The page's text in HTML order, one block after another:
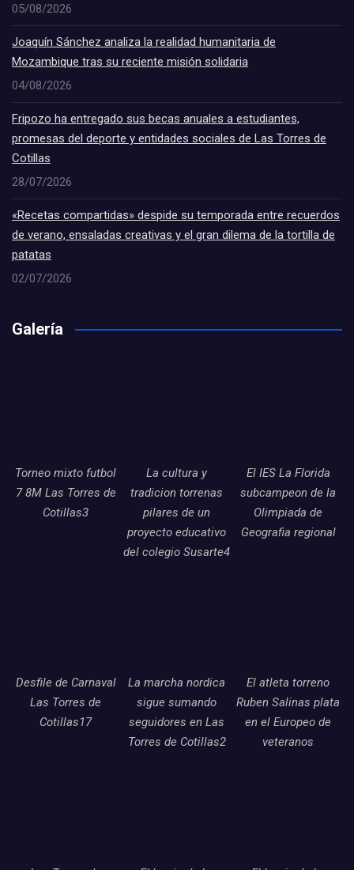
05/08/2026
Joaquín Sánchez analiza la realidad humanitaria de
Mozambique tras su reciente misión solidaria
04/08/2026
Fripozo ha entregado sus becas anuales a estudiantes,
promesas del deporte y entidades sociales de Las Torres de
Cotillas
28/07/2026
«Recetas compartidas» despide su temporada entre recuerdos
de verano, ensaladas creativas y el gran dilema de la tortilla de
patatas
02/07/2026
Galería
Torneo mixto futbol
7 8M Las Torres de
Cotillas3
La cultura y
tradicion torrenas
pilares de un
proyecto educativo
del colegio Susarte4
El IES La Florida
subcampeon de la
Olimpiada de
Geografia regional
Desfile de Carnaval
Las Torres de
Cotillas17
La marcha nordica
sigue sumando
seguidores en Las
Torres de Cotillas2
El atleta torreno
Ruben Salinas plata
en el Europeo de
veteranos